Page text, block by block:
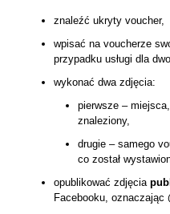
znaleźć ukryty voucher,
wpisać na voucherze
przypadku usługi dla
wykonać dwa zdjęcia:
pierwsze –
znaleziony,
drugie – samego
co został
opublikować zdjęcia
Facebooku, oznaczając